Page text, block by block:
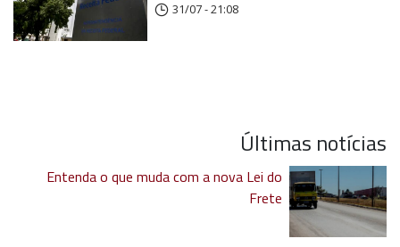
31/07 - 21:08
Últimas notícias
Entenda o que muda com a nova Lei do
Frete